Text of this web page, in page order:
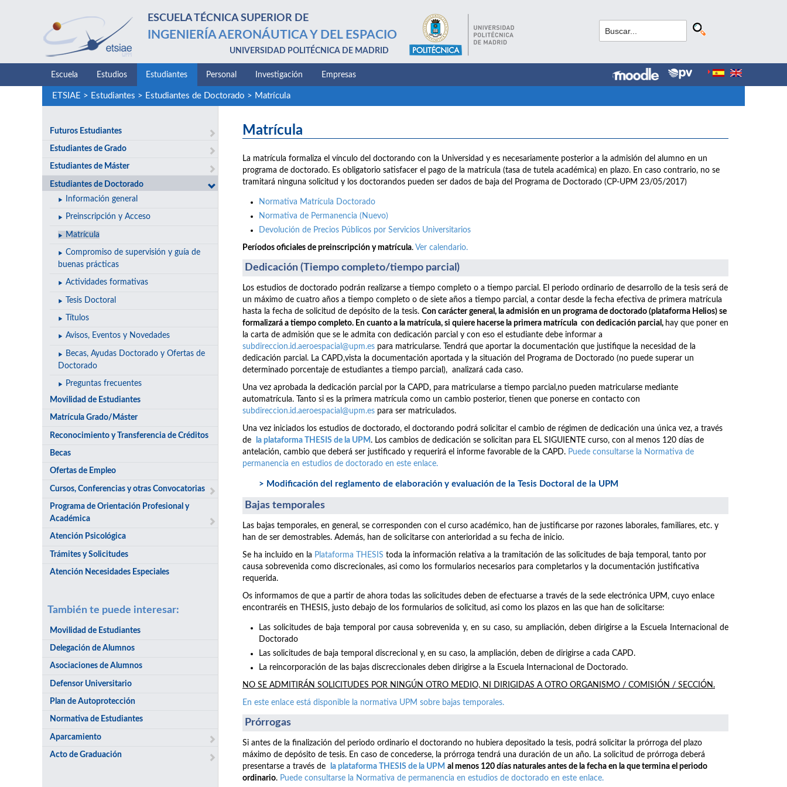
ESCUELA TÉCNICA SUPERIOR DE
INGENIERÍA AERONÁUTICA Y DEL ESPACIO
UNIVERSIDAD POLITÉCNICA DE MADRID
Escuela Estudios Estudiantes Personal Investigación Empresas
ETSIAE > Estudiantes > Estudiantes de Doctorado > Matrícula
Futuros Estudiantes
Estudiantes de Grado
Estudiantes de Máster
Estudiantes de Doctorado
Información general
Preinscripción y Acceso
Matrícula
Compromiso de supervisión y guía de
buenas prácticas
Actividades formativas
Tesis Doctoral
Títulos
Avisos, Eventos y Novedades
Becas, Ayudas Doctorado y Ofertas de
Doctorado
Preguntas frecuentes
Movilidad de Estudiantes
Matrícula Grado/Máster
Reconocimiento y Transferencia de Créditos
Becas
Ofertas de Empleo
Cursos, Conferencias y otras Convocatorias
Programa de Orientación Profesional y
Académica
Atención Psicológica
Trámites y Solicitudes
Atención Necesidades Especiales
También te puede interesar:
Movilidad de Estudiantes
Delegación de Alumnos
Asociaciones de Alumnos
Defensor Universitario
Plan de Autoprotección
Normativa de Estudiantes
Aparcamiento
Acto de Graduación
Matrícula
La matrícula formaliza el vínculo del doctorando con la Universidad y es necesariamente posterior a la admisión del alumno en un
programa de doctorado. Es obligatorio satisfacer el pago de la matrícula (tasa de tutela académica) en plazo. En caso contrario, no se
tramitará ninguna solicitud y los doctorandos pueden ser dados de baja del Programa de Doctorado (CP-UPM 23/05/2017)
Normativa Matrícula Doctorado
Normativa de Permanencia (Nuevo)
Devolución de Precios Públicos por Servicios Universitarios
Períodos oficiales de preinscripción y matrícula. Ver calendario.
Dedicación (Tiempo completo/tiempo parcial)
Los estudios de doctorado podrán realizarse a tiempo completo o a tiempo parcial. El periodo ordinario de desarrollo de la tesis será de
un máximo de cuatro años a tiempo completo o de siete años a tiempo parcial, a contar desde la fecha efectiva de primera matrícula
hasta la fecha de solicitud de depósito de la tesis. Con carácter general, la admisión en un programa de doctorado (plataforma Helios) se
formalizará a tiempo completo. En cuanto a la matrícula, si quiere hacerse la primera matrícula con dedicación parcial, hay que poner en
la carta de admisión que se le admita con dedicación parcial y con eso el estudiante debe informar a
subdireccion.id.aeroespacial@upm.es para matricularse. Tendrá que aportar la documentación que justifique la necesidad de la
dedicación parcial. La CAPD,vista la documentación aportada y la situación del Programa de Doctorado (no puede superar un
determinado porcentaje de estudiantes a tiempo parcial), analizará cada caso.
Una vez aprobada la dedicación parcial por la CAPD, para matricularse a tiempo parcial,no pueden matricularse mediante
automatrícula. Tanto si es la primera matrícula como un cambio posterior, tienen que ponerse en contacto con
subdireccion.id.aeroespacial@upm.es para ser matriculados.
Una vez iniciados los estudios de doctorado, el doctorando podrá solicitar el cambio de régimen de dedicación una única vez, a través
de
la plataforma THESIS de la UPM. Los cambios de dedicación se solicitan para EL SIGUIENTE curso, con al menos 120 días de
antelación, cambio que deberá ser justificado y requerirá el informe favorable de la CAPD. Puede consultarse la Normativa de
permanencia en estudios de doctorado en este enlace.
> Modificación del reglamento de elaboración y evaluación de la Tesis Doctoral de la UPM
Bajas temporales
Las bajas temporales, en general, se corresponden con el curso académico, han de justificarse por razones laborales, familiares, etc. y
han de ser demostrables. Además, han de solicitarse con anterioridad a su fecha de inicio.
Se ha incluido en la Plataforma THESIS toda la información relativa a la tramitación de las solicitudes de baja temporal, tanto por
causa sobrevenida como discrecionales, asi como los formularios necesarios para completarlos y la documentación justificativa
requerida.
Os informamos de que a partir de ahora todas las solicitudes deben de efectuarse a través de la sede electrónica UPM, cuyo enlace
encontraréis en THESIS, justo debajo de los formularios de solicitud, asi como los plazos en las que han de solicitarse:
Las solicitudes de baja temporal por causa sobrevenida y, en su caso, su ampliación, deben dirigirse a la Escuela Internacional de
Doctorado
Las solicitudes de baja temporal discrecional y, en su caso, la ampliación, deben de dirigirse a cada CAPD.
La reincorporación de las bajas discreccionales deben dirigirse a la Escuela Internacional de Doctorado.
NO SE ADMITIRÁN SOLICITUDES POR NINGÚN OTRO MEDIO, NI DIRIGIDAS A OTRO ORGANISMO / COMISIÓN / SECCIÓN.
En este enlace está disponible la normativa UPM sobre bajas temporales.
Prórrogas
Si antes de la finalización del periodo ordinario el doctorando no hubiera depositado la tesis, podrá solicitar la prórroga del plazo
máximo de depósito de tesis. En caso de concederse, la prórroga tendrá una duración de un año. La solicitud de prórroga deberá
presentarse a través de
la plataforma THESIS de la UPM al menos 120 días naturales antes de la fecha en la que termina el periodo
ordinario. Puede consultarse la Normativa de permanencia en estudios de doctorado en este enlace.